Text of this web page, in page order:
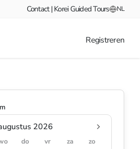
Contact | Korei Guided Tours NL
Registreren
2026
do vr za
zo